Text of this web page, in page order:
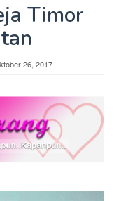
Timor
26, 2017